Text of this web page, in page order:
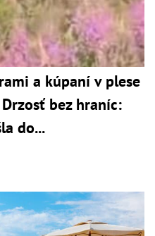
a kúpaní v plese
bez hraníc:
do...